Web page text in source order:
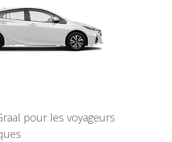
pour les voyageurs